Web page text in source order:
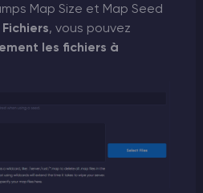
Map Size et Map Seed
Fichiers, vous pouvez
les fichiers à